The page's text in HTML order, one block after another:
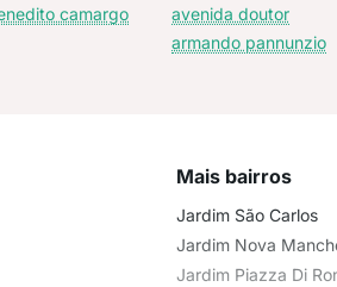
camargo
avenida doutor
armando pannunzio
Mais bairros
Jardim São Carlos
Jardim Nova
Jardim Piazza Di